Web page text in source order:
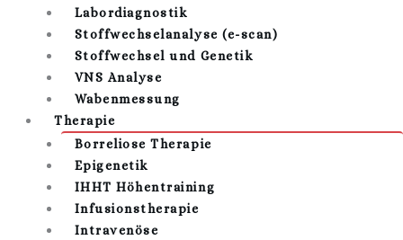
Labordiagnostik
Stoffwechselanalyse (e-scan)
Stoffwechsel und Genetik
VNS Analyse
Wabenmessung
Therapie
Borreliose Therapie
Epigenetik
IHHT Höhentraining
Infusionstherapie
Intravenöse